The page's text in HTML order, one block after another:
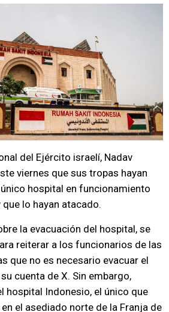
del Ejército israelí, Nadav
viernes que sus tropas hayan
hospital en funcionamiento
lo hayan atacado.
la evacuación del hospital, se
reiterar a los funcionarios de las
que no es necesario evacuar el
cuenta de X. Sin embargo,
hospital Indonesio, el único que
el asediado norte de la Franja de